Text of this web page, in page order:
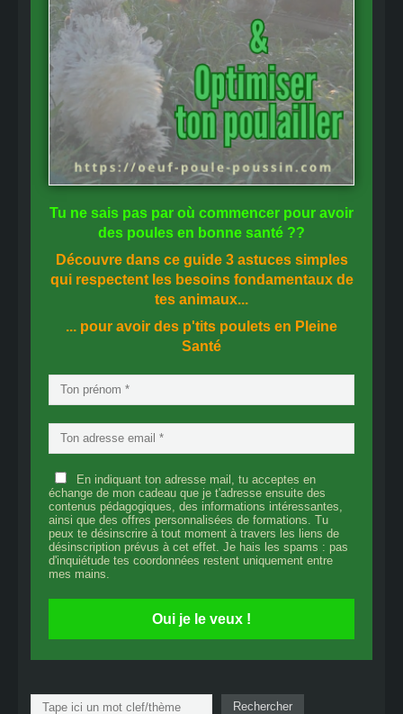
Tu ne sais pas par où commencer pour avoir
des poules en bonne santé ??
Découvre dans ce guide 3 astuces simples
qui respectent les besoins fondamentaux de
tes animaux...
... pour avoir des p'tits poulets en Pleine
Santé
En indiquant ton adresse mail, tu acceptes en
échange de mon cadeau que je t'adresse ensuite des
contenus pédagogiques, des informations intéressantes,
ainsi que des offres personnalisées de formations. Tu
peux te désinscrire à tout moment à travers les liens de
désinscription prévus à cet effet. Je hais les spams : pas
d'inquiétude tes coordonnées restent uniquement entre
mes mains.
Oui je le veux !
Rechercher Rechercher